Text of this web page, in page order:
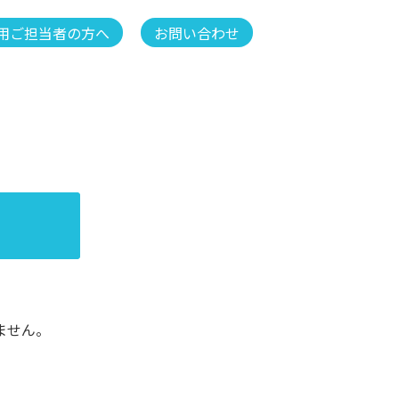
ご担当者の方へ お問い合わせ
ん。